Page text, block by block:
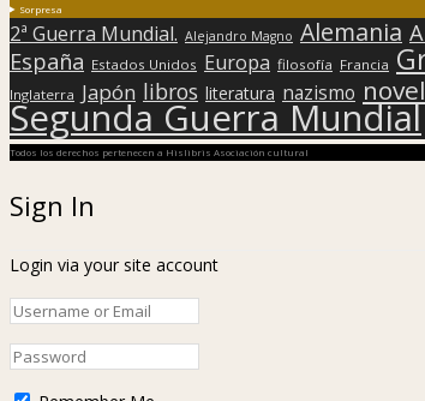
Sorpresa
2ª Guerra Mundial. Alejandro Magno Alemania
España Estados Unidos Europa filosofía Francia
Inglaterra Japón libros literatura nazismo
Segunda Guerra Mundial
Todos los derechos pertenecen a Hislibris Asociación cultural
Sign In
Login via your site account